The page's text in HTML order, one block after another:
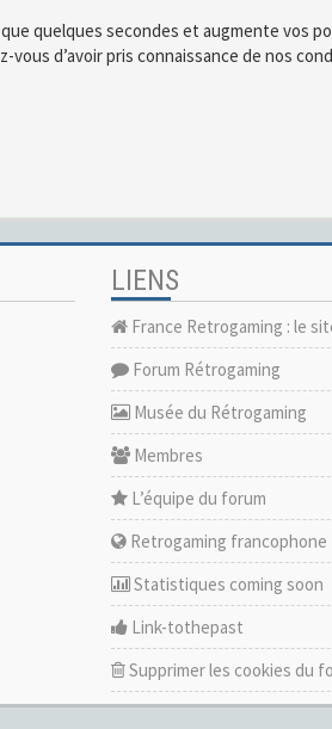
quelques secondes et augmente vos
d’avoir pris connaissance de nos
LIENS
France Retrogaming : le
Forum Rétrogaming
Musée du Rétrogaming
Membres
L’équipe du forum
Retrogaming francophone
Statistiques coming soon
Link-tothepast
Supprimer les cookies du